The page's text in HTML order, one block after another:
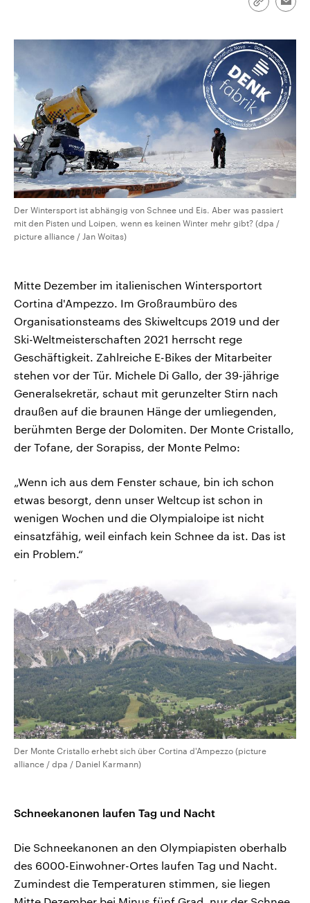
Link
Der Wintersport ist abhängig von Schnee und Eis. Aber was passiert
mit den Pisten und Loipen, wenn es keinen Winter mehr gibt? (dpa /
picture alliance / Jan Woitas)
Mitte Dezember im italienischen Wintersportort
Cortina d'Ampezzo. Im Großraumbüro des
Organisationsteams des Skiweltcups 2019 und der
Ski-Weltmeisterschaften 2021 herrscht rege
Geschäftigkeit. Zahlreiche E-Bikes der Mitarbeiter
stehen vor der Tür. Michele Di Gallo, der 39-jährige
Generalsekretär, schaut mit gerunzelter Stirn nach
draußen auf die braunen Hänge der umliegenden,
berühmten Berge der Dolomiten. Der Monte Cristallo,
der Tofane, der Sorapiss, der Monte Pelmo:
„Wenn ich aus dem Fenster schaue, bin ich schon
etwas besorgt, denn unser Weltcup ist schon in
wenigen Wochen und die Olympialoipe ist nicht
einsatzfähig, weil einfach kein Schnee da ist. Das ist
ein Problem.“
Der Monte Cristallo erhebt sich über Cortina d'Ampezzo (picture
alliance / dpa / Daniel Karmann)
Schneekanonen laufen Tag und Nacht
Die Schneekanonen an den Olympiapisten oberhalb
des 6000-Einwohner-Ortes laufen Tag und Nacht.
Zumindest die Temperaturen stimmen, sie liegen